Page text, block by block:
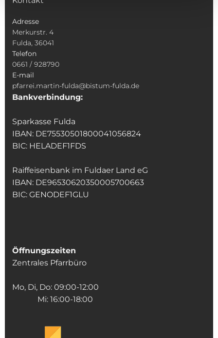
Adresse
Merkurstr. 4
Fulda, 36041
Telefon
0661 / 928790
E-mail
pfarrei.martin-fulda@bistum-fulda.de
Bankverbindung:
Sparkasse Fulda
IBAN: DE75530501800041056824
BIC: HELADEF1FDS
Raiffeisenbank im Fuldaer Land eG
IBAN: DE96530620350005700663
BIC: GENODEF1GLU
Öffnungszeiten
Zentrales Pfarrbüro
Mo, Di, Do: 09:00-12:00
Mi: 16:00-18:00